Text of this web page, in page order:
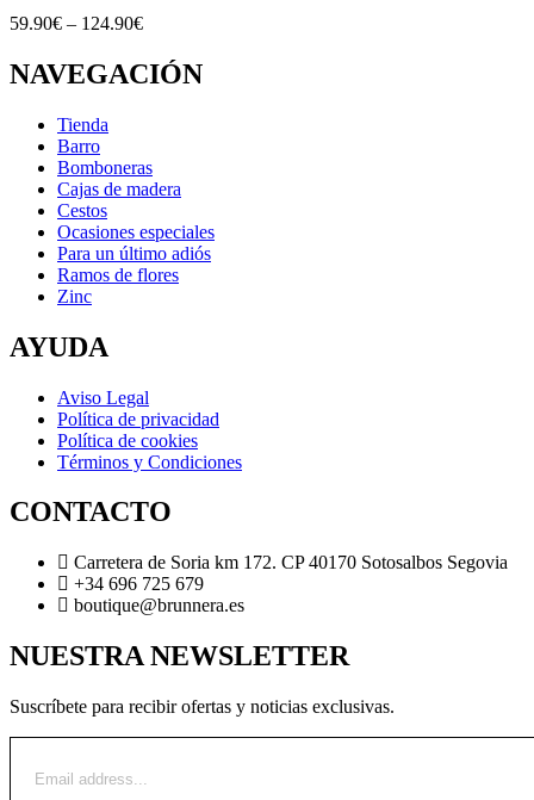
59.90€ – 124.90€
NAVEGACIÓN
Tienda
Barro
Bomboneras
Cajas de madera
Cestos
Ocasiones especiales
Para un último adiós
Ramos de flores
Zinc
AYUDA
Aviso Legal
Política de privacidad
Política de cookies
Términos y Condiciones
CONTACTO
Carretera de Soria km 172. CP 40170 Sotosalbos Segovia
+34 696 725 679
boutique@brunnera.es
NUESTRA NEWSLETTER
Suscríbete para recibir ofertas y noticias exclusivas.